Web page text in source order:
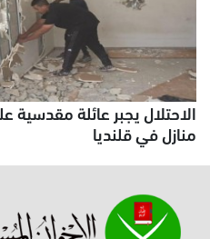
منازل في قلنديا